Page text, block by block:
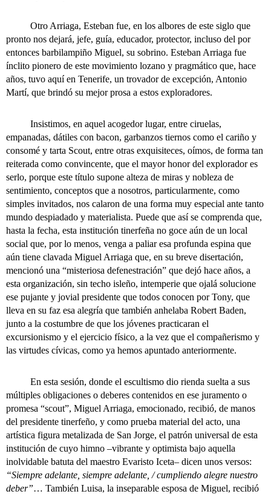
Otro Arriaga, Esteban fue, en los albores de este siglo que
pronto nos dejará, jefe, guía, educador, protector, incluso del por
entonces barbilampiño Miguel, su sobrino. Esteban Arriaga fue
ínclito pionero de este movimiento lozano y pragmático que, hace
años, tuvo aquí en Tenerife, un trovador de excepción, Antonio
Martí, que brindó su mejor prosa a estos exploradores.
Insistimos, en aquel acogedor lugar, entre ciruelas,
empanadas, dátiles con bacon, garbanzos tiernos como el cariño y
consomé y tarta Scout, entre otras exquisiteces, oímos, de forma tan
reiterada como convincente, que el mayor honor del explorador es
serlo, porque este título supone alteza de miras y nobleza de
sentimiento, conceptos que a nosotros, particularmente, como
simples invitados, nos calaron de una forma muy especial ante tanto
mundo despiadado y materialista. Puede que así se comprenda que,
hasta la fecha, esta institución tinerfeña no goce aún de un local
social que, por lo menos, venga a paliar esa profunda espina que
aún tiene clavada Miguel Arriaga que, en su breve disertación,
mencionó una “misteriosa defenestración” que dejó hace años, a
esta organización, sin techo isleño, intemperie que ojalá solucione
ese pujante y jovial presidente que todos conocen por Tony, que
lleva en su faz esa alegría que también anhelaba Robert Baden,
junto a la costumbre de que los jóvenes practicaran el
excursionismo y el ejercicio físico, a la vez que el compañerismo y
las virtudes cívicas, como ya hemos apuntado anteriormente.
En esta sesión, donde el escultismo dio rienda suelta a sus
múltiples obligaciones o deberes contenidos en ese juramento o
promesa “scout”, Miguel Arriaga, emocionado, recibió, de manos
del presidente tinerfeño, y como prueba material del acto, una
artística figura metalizada de San Jorge, el patrón universal de esta
institución de cuyo himno –vibrante y optimista bajo aquella
inolvidable batuta del maestro Evaristo Iceta– dicen unos versos:
“Siempre adelante, siempre adelante, / cumpliendo alegre nuestro
deber”… También Luisa, la inseparable esposa de Miguel, recibió